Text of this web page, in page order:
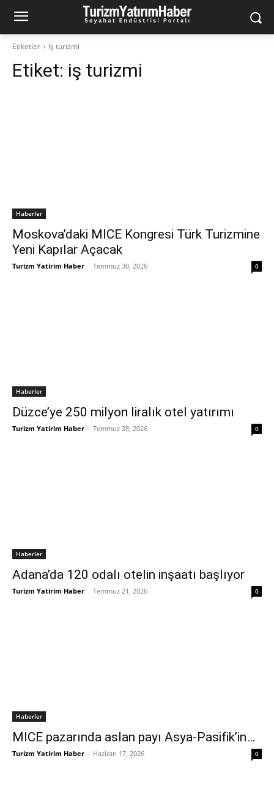
Etiketler Iş turizmi
Etiket: iş turizmi
Haberler
Moskova’daki MICE Kongresi Türk Turizmine
Yeni Kapılar Açacak
Turizm Yatirim Haber - Temmuz 30, 2026 0
Haberler
Düzce’ye 250 milyon liralık otel yatırımı
Turizm Yatirim Haber - Temmuz 28, 2026 0
Haberler
Adana’da 120 odalı otelin inşaatı başlıyor
Turizm Yatirim Haber - Temmuz 21, 2026 0
Haberler
MICE pazarında aslan payı Asya-Pasifik’in…
Turizm Yatirim Haber - Haziran 17, 2026 0